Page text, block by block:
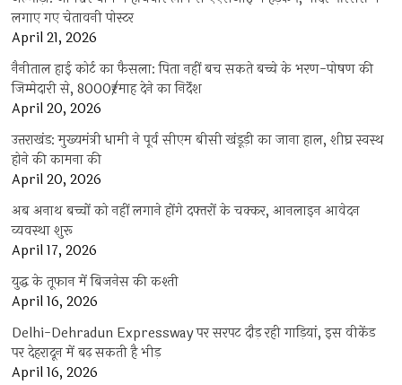
लगाए गए चेतावनी पोस्टर
April 21, 2026
नैनीताल हाई कोर्ट का फैसला: पिता नहीं बच सकते बच्चे के भरण-पोषण की
जिम्मेदारी से, 8000₹/माह देने का निर्देश
April 20, 2026
उत्तराखंड: मुख्यमंत्री धामी ने पूर्व सीएम बीसी खंडूड़ी का जाना हाल, शीघ्र स्वस्थ
होने की कामना की
April 20, 2026
अब अनाथ बच्चों को नहीं लगाने होंगे दफ्तरों के चक्कर, आनलाइन आवेदन
व्यवस्था शुरू
April 17, 2026
युद्ध के तूफान में बिजनेस की कश्ती
April 16, 2026
Delhi-Dehradun Expressway पर सरपट दौड़ रही गाड़ियां, इस वीकेंड
पर देहरादून में बढ़ सकती है भीड़
April 16, 2026